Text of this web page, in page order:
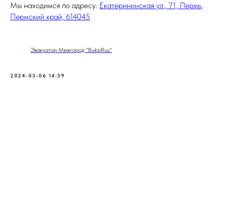
Мы находимся по адресу: Екатерининская ул., 71, Пермь,
Пермский край, 614045
Эвакуатор Межгород "BuksiRus"
2024-03-06 14:39